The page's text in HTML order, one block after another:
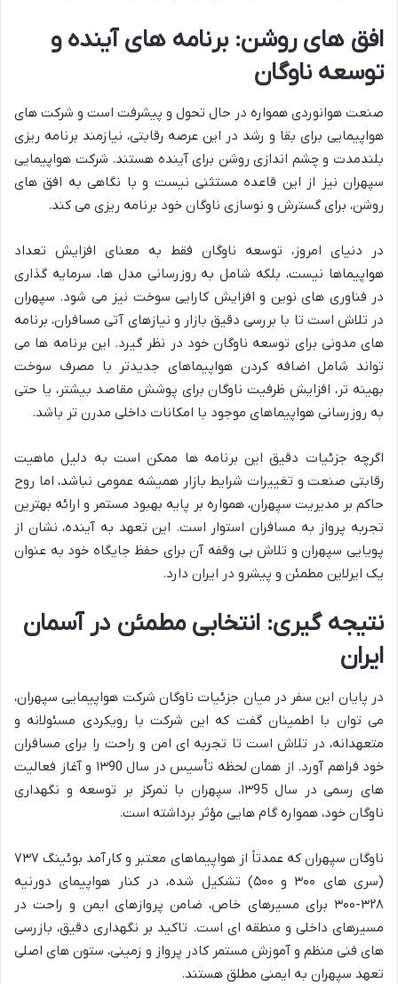
افق های روشن: برنامه های آینده و
توسعه ناوگان
صنعت هوانوردی همواره در حال تحول و پیشرفت است و شرکت های
هواپیمایی برای بقا و رشد در این عرصه رقابتی، نیازمند برنامه ریزی
بلندمدت و چشم اندازی روشن برای آینده هستند. شرکت هواپیمایی
سپهران نیز از این قاعده مستثنی نیست و با نگاهی به افق های
روشن، برای گسترش و نوسازی ناوگان خود برنامه ریزی می کند.
در دنیای امروز، توسعه ناوگان فقط به معنای افزایش تعداد
هواپیماها نیست، بلکه شامل به روزرسانی مدل ها، سرمایه گذاری
در فناوری های نوین و افزایش کارایی سوخت نیز می شود. سپهران
در تلاش است تا با بررسی دقیق بازار و نیازهای آتی مسافران، برنامه
های مدونی برای توسعه ناوگان خود در نظر گیرد. این برنامه ها می
تواند شامل اضافه کردن هواپیماهای جدیدتر با مصرف سوخت
بهینه تر، افزایش ظرفیت ناوگان برای پوشش مقاصد بیشتر، یا حتی
به روزرسانی هواپیماهای موجود با امکانات داخلی مدرن تر باشد.
اگرچه جزئیات دقیق این برنامه ها ممکن است به دلیل ماهیت
رقابتی صنعت و تغییرات شرایط بازار همیشه عمومی نباشد، اما روح
حاکم بر مدیریت سپهران، همواره بر پایه بهبود مستمر و ارائه بهترین
تجربه پرواز به مسافران استوار است. این تعهد به آینده، نشان از
پویایی سپهران و تلاش بی وقفه آن برای حفظ جایگاه خود به عنوان
یک ایرلاین مطمئن و پیشرو در ایران دارد.
نتیجه گیری: انتخابی مطمئن در آسمان
ایران
در پایان این سفر در میان جزئیات ناوگان شرکت هواپیمایی سپهران،
می توان با اطمینان گفت که این شرکت با رویکردی مسئولانه و
متعهدانه، در تلاش است تا تجربه ای امن و راحت را برای مسافران
خود فراهم آورد. از همان لحظه تأسیس در سال ۱۳90 و آغاز فعالیت
های رسمی در سال ۱۳95، سپهران با تمرکز بر توسعه و نگهداری
ناوگان خود، همواره گام هایی مؤثر برداشته است.
ناوگان سپهران که عمدتاً از هواپیماهای معتبر و کارآمد بوئینگ ۷۳۷
(سری های ۳۰۰ و ۵۰۰) تشکیل شده، در کنار هواپیمای دورنیه
۳۲۸-۳۰۰ برای مسیرهای خاص، ضامن پروازهای ایمن و راحت در
مسیرهای داخلی و منطقه ای است. تاکید بر نگهداری دقیق، بازرسی
های فنی منظم و آموزش مستمر کادر پرواز و زمینی، ستون های اصلی
تعهد سپهران به ایمنی مطلق هستند.